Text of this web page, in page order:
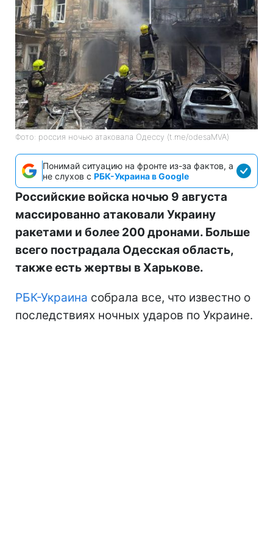
Фото: россия ночью атаковала Одессу (t.me/odesaMVA)
Понимай ситуацию на фронте из-за фактов, а
не слухов с РБК-Украина в Google
Российские войска ночью 9 августа
массированно атаковали Украину
ракетами и более 200 дронами. Больше
всего пострадала Одесская область,
также есть жертвы в Харькове.
РБК-Украина собрала все, что известно о
последствиях ночных ударов по Украине.